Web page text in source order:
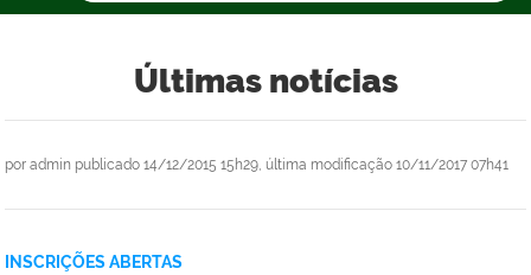
Últimas notícias
por admin publicado 14/12/2015 15h29, última modificação 10/11/2017 07h41
INSCRIÇÕES ABERTAS